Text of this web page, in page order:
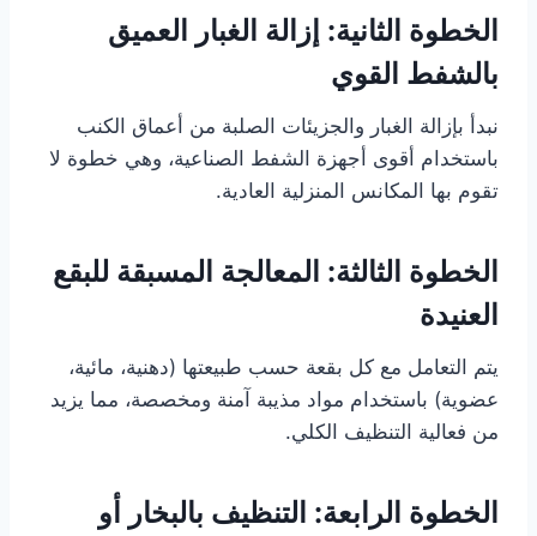
الخطوة الثانية: إزالة الغبار العميق
بالشفط القوي
نبدأ بإزالة الغبار والجزيئات الصلبة من أعماق الكنب
باستخدام أقوى أجهزة الشفط الصناعية، وهي خطوة لا
تقوم بها المكانس المنزلية العادية.
الخطوة الثالثة: المعالجة المسبقة للبقع
العنيدة
يتم التعامل مع كل بقعة حسب طبيعتها (دهنية، مائية،
عضوية) باستخدام مواد مذيبة آمنة ومخصصة، مما يزيد
من فعالية التنظيف الكلي.
الخطوة الرابعة: التنظيف بالبخار أو